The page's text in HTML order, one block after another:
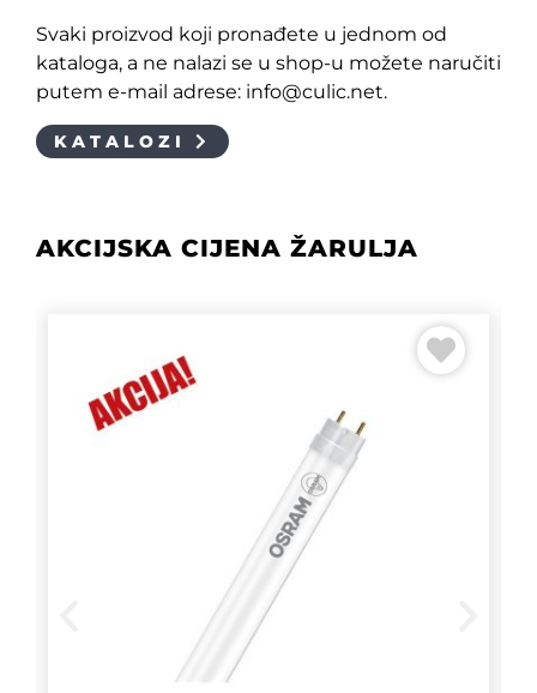
Svaki proizvod koji pronađete u jednom od
kataloga, a ne nalazi se u shop-u možete naručiti
putem e-mail adrese: info@culic.net.
KATALOZI
AKCIJSKA CIJENA ŽARULJA